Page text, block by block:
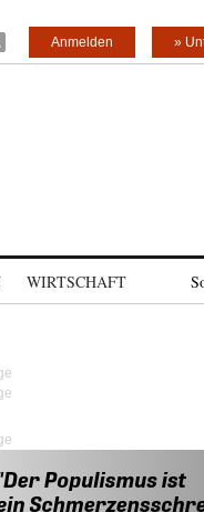
»
Anmelden
WIRTSCHAFT